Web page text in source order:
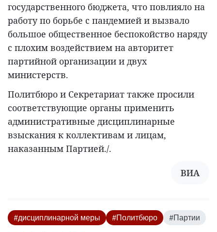
государственного бюджета, что повлияло на
работу по борьбе с пандемией и вызвало
большое общественное беспокойство наряду
с плохим воздействием на авторитет
партийной организации и двух
министерств.
Политбюро и Секретариат также просили
соответствующие органы применить
административные дисциплинарные
взыскания к коллективам и лицам,
наказанным Партией./.
ВИА
#дисциплинарной меры #Политбюро #Партии